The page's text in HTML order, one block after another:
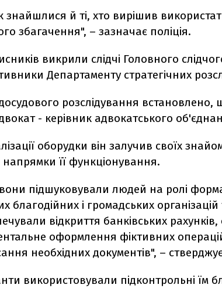
знайшлися й ті, хто вирішив
збагачення", – зазначає поліція.
викрили слідчі Головного
Департаменту стратегічних
розслідування встановлено,
- керівник адвокатського
оборудки він залучив своїх
напрямки її функціонування.
підшуковували людей на ролі
благодійних і громадських організацій
відкриття банківських рахунків,
оформлення фіктивних
необхідних документів", –
використовували підконтрольні їм